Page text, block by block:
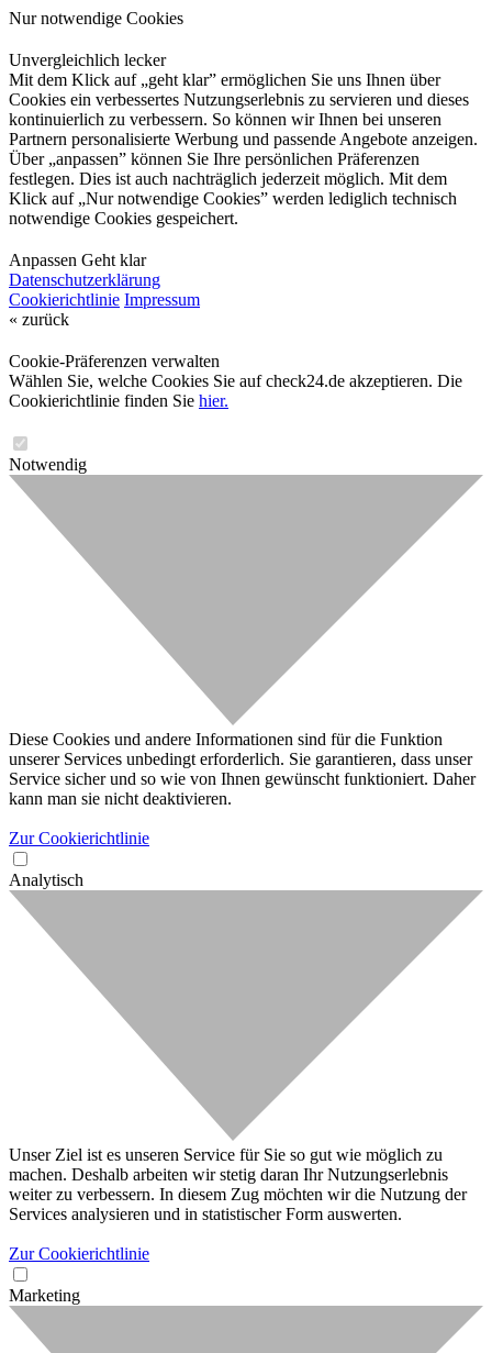
Nur notwendige Cookies
Unvergleichlich lecker
Mit dem Klick auf „geht klar” ermöglichen Sie uns Ihnen über
Cookies ein verbessertes Nutzungserlebnis zu servieren und dieses
kontinuierlich zu verbessern. So können wir Ihnen bei unseren
Partnern personalisierte Werbung und passende Angebote anzeigen.
Über „anpassen” können Sie Ihre persönlichen Präferenzen
festlegen. Dies ist auch nachträglich jederzeit möglich. Mit dem
Klick auf „Nur notwendige Cookies” werden lediglich technisch
notwendige Cookies gespeichert.
Anpassen Geht klar
Datenschutzerklärung
Cookierichtlinie Impressum
« zurück
Cookie-Präferenzen verwalten
Wählen Sie, welche Cookies Sie auf check24.de akzeptieren. Die
Cookierichtlinie finden Sie hier.
Notwendig
Diese Cookies und andere Informationen sind für die Funktion
unserer Services unbedingt erforderlich. Sie garantieren, dass unser
Service sicher und so wie von Ihnen gewünscht funktioniert. Daher
kann man sie nicht deaktivieren.
Zur Cookierichtlinie
Analytisch
Unser Ziel ist es unseren Service für Sie so gut wie möglich zu
machen. Deshalb arbeiten wir stetig daran Ihr Nutzungserlebnis
weiter zu verbessern. In diesem Zug möchten wir die Nutzung der
Services analysieren und in statistischer Form auswerten.
Zur Cookierichtlinie
Marketing